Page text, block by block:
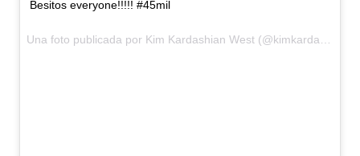
Besitos everyone!!!!! #45mil